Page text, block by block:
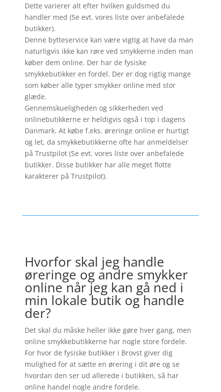
Dette varierer alt efter hvilken guldsmed du
handler med (Se evt. vores liste over anbefalede
butikker).
Denne bytteservice kan være vigtig at have da man
naturligvis ikke kan røre ved smykkerne inden man
køber dem online. Der har de fysiske
smykkebutikker en fordel. Der er dog rigtig mange
som køber alle typer smykker online med stor
glæde.
Gennemskueligheden og sikkerheden ved
onlinebutikkerne er heldigvis også i top i dagens
Danmark. At købe f.eks. øreringe online er hurtigt
og let, da smykkebutikkerne ofte har anmeldelser
på Trustpilot (Se evt. vores liste over anbefalede
butikker. Disse butikker har alle meget flotte
karakterer på Trustpilot).
Hvorfor skal jeg handle
øreringe og andre smykker
online når jeg kan gå ned i
min lokale butik og handle
der?
Det skal du måske heller ikke gøre hver gang, men
online smykkebutikkerne har nogle store fordele.
For hvor de fysiske butikker i Brovst giver dig
mulighed for at sætte en ørering i dit øre og se
hvordan den ser ud allerede i butikken, så har
online handel nogle andre fordele.